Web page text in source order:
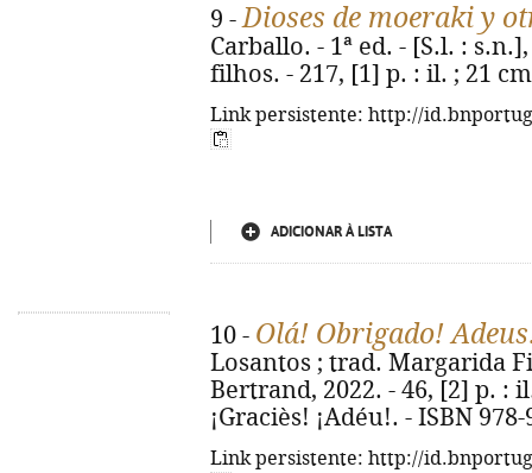
9 -Dioses de moeraki y
Carballo. - 1ª ed. - [S.l. :
filhos. - 217, [1] p. : il. ; 21 cm
Link persistente: http://
ADICIONAR À LISTA
10 - Olá! Obrigado!
Losantos ; trad. Margarida
Bertrand, 2022. - 46, [2] p. :
¡Graciès! ¡Adéu!. - ISBN
Link persistente: http://